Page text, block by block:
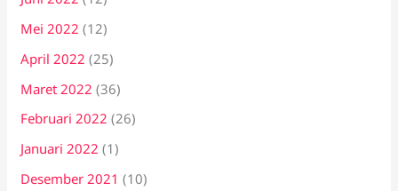
Mei 2022 (12)
April 2022 (25)
Maret 2022 (36)
Februari 2022 (26)
Januari 2022 (1)
Desember 2021 (10)